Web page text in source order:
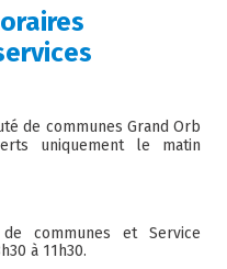
de communes Grand Orb
uniquement le matin
communes et Service
à 11h30.